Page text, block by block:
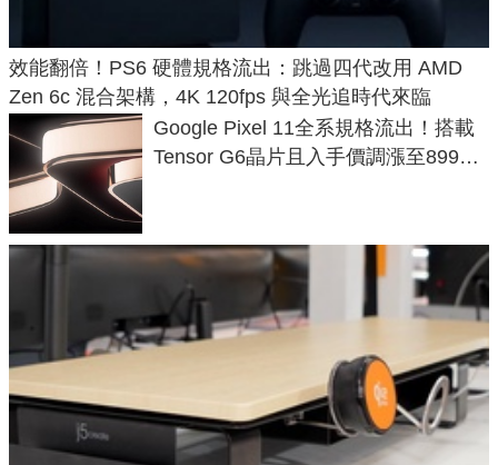
效能翻倍！PS6 硬體規格流出：跳過四代改用 AMD
Zen 6c 混合架構，4K 120fps 與全光追時代來臨
Google Pixel 11全系規格流出！搭載
Tensor G6晶片且入手價調漲至899美